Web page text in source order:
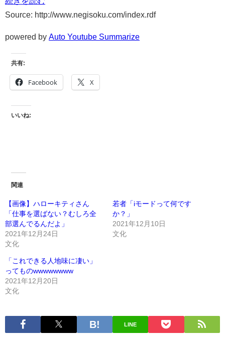
Source: http://www.negisoku.com/index.rdf
powered by Auto Youtube Summarize
共有:
Facebook X
いいね:
関連
【画像】ハローキティさん
「仕事を選ばない？むしろ全
部選んでるんだよ」
2021年12月24日
文化
若者「iモードって何です
か？」
2021年12月10日
文化
「これできる人地味に凄い」
ってものwwwwwwww
2021年12月20日
文化
LINE